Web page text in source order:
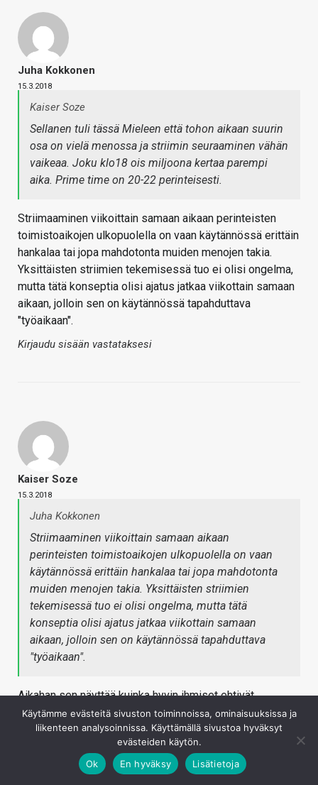
Juha Kokkonen
15.3.2018
Kaiser Soze
Sellanen tuli tässä Mieleen että tohon aikaan suurin
osa on vielä menossa ja striimin seuraaminen vähän
vaikeaa. Joku klo18 ois miljoona kertaa parempi
aika. Prime time on 20-22 perinteisesti.
Striimaaminen viikoittain samaan aikaan perinteisten
toimistoaikojen ulkopuolella on vaan käytännössä erittäin
hankalaa tai jopa mahdotonta muiden menojen takia.
Yksittäisten striimien tekemisessä tuo ei olisi ongelma,
mutta tätä konseptia olisi ajatus jatkaa viikottain samaan
aikaan, jolloin sen on käytännössä tapahduttava
"työaikaan".
Kirjaudu sisään vastataksesi
Kaiser Soze
15.3.2018
Juha Kokkonen
Striimaaminen viikoittain samaan aikaan
perinteisten toimistoaikojen ulkopuolella on vaan
käytännössä erittäin hankalaa tai jopa mahdotonta
muiden menojen takia. Yksittäisten striimien
tekemisessä tuo ei olisi ongelma, mutta tätä
konseptia olisi ajatus jatkaa viikottain samaan
aikaan, jolloin sen on käytännössä tapahduttava
"työaikaan".
Aikahan sen näyttää kuinka hyvin ihmiset ehtivät
katsomaan. Viikonloput poissuljettu vaihtoehto?
Kirjaudu sisään vastataksesi
Käytämme evästeitä sivuston toiminnoissa, ominaisuuksissa ja
liikenteen analysoinnissa. Käyttämällä sivustoa hyväksyt
evästeiden käytön.
Ok
En hyväksy Lisätietoja